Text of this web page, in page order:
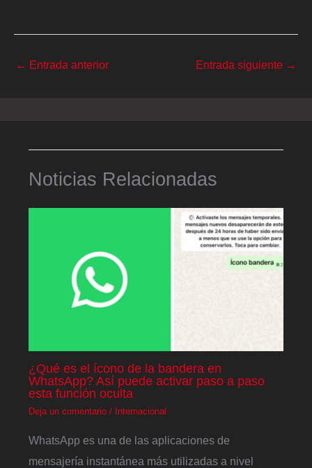
← Entrada anterior Entrada siguiente →
Noticias Relacionadas
¿Qué es el ícono de la bandera en
WhatsApp? Así puede activar paso a paso
esta función oculta
Deja un comentario / Internacional
WhatsApp es una de las aplicaciones de
mensajería instantánea más utilizadas a nivel